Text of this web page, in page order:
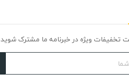
تخفیفات ویژه در خبرنامه ما مشترک شوید